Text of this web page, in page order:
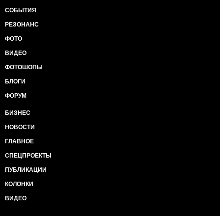
СОБЫТИЯ
РЕЗОНАНС
ФОТО
ВИДЕО
ФОТОШОПЫ
БЛОГИ
ФОРУМ
БИЗНЕС
НОВОСТИ
ГЛАВНОЕ
СПЕЦПРОЕКТЫ
ПУБЛИКАЦИИ
КОЛОНКИ
ВИДЕО